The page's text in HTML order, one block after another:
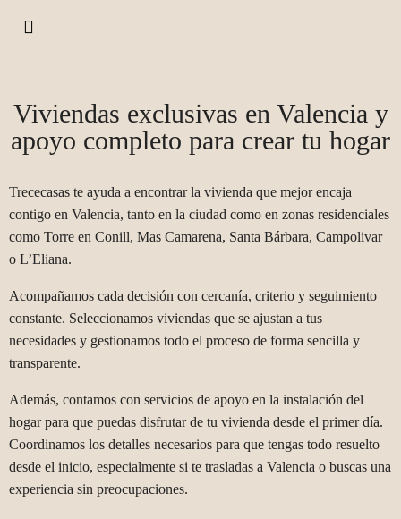
Viviendas exclusivas en Valencia y
apoyo completo para crear tu hogar
Trececasas te ayuda a encontrar la vivienda que mejor encaja
contigo en Valencia, tanto en la ciudad como en zonas residenciales
como Torre en Conill, Mas Camarena, Santa Bárbara, Campolivar
o L’Eliana.
Acompañamos cada decisión con cercanía, criterio y seguimiento
constante. Seleccionamos viviendas que se ajustan a tus
necesidades y gestionamos todo el proceso de forma sencilla y
transparente.
Además, contamos con servicios de apoyo en la instalación del
hogar para que puedas disfrutar de tu vivienda desde el primer día.
Coordinamos los detalles necesarios para que tengas todo resuelto
desde el inicio, especialmente si te trasladas a Valencia o buscas una
experiencia sin preocupaciones.